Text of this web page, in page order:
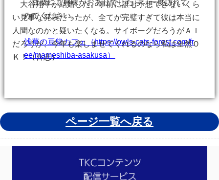
豆柴にご興味がおありでしたら、一度訪れて
みてください。
浅草の豆柴カフェ（https://owls-cats-forest.com/fr
ee/mameshiba-asakusa）
大谷翔平が結婚した。事前に誰も予想できないくら
い見事な発表だったが、全てが完璧すぎて彼は本当に
人間なのかと疑いたくなる。サイボーグだろうがＡＩ
だろうが、今年も楽しませてくれるのなら私は全然Ｏ
Ｋ！（喜志）
ページ一覧へ戻る